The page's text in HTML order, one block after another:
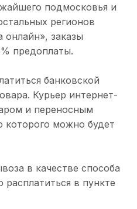
подмосковья и
регионов
онлайн», заказы
предоплаты.
банковской
Курьер интернет-
и переносным
можно будет
в качестве способа
в пункте